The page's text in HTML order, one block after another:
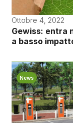
Ottobre 4, 2022
Gewiss: entra
a basso
News